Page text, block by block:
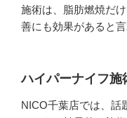
施術は、脂肪燃焼だ
善にも効果があると言
ハイパーナイフ施
NICO千葉店では、話